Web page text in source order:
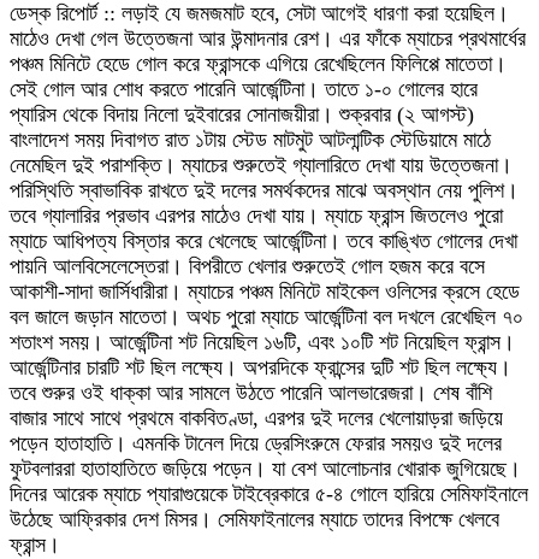
ডেস্ক রিপোর্ট :: লড়াই যে জমজমাট হবে, সেটা আগেই ধারণা করা হয়েছিল।
মাঠেও দেখা গেল উত্তেজনা আর উন্মাদনার রেশ। এর ফাঁকে ম্যাচের প্রথমার্ধের
পঞ্চম মিনিটে হেডে গোল করে ফ্রান্সকে এগিয়ে রেখেছিলেন ফিলিপ্পে মাতেতা।
সেই গোল আর শোধ করতে পারেনি আর্জেন্টিনা। তাতে ১-০ গোলের হারে
প্যারিস থেকে বিদায় নিলো দুইবারের সোনাজয়ীরা। শুক্রবার (২ আগস্ট)
বাংলাদেশ সময় দিবাগত রাত ১টায় স্টেড মাটমুট আটলান্টিক স্টেডিয়ামে মাঠে
নেমেছিল দুই পরাশক্তি। ম্যাচের শুরুতেই গ্যালারিতে দেখা যায় উত্তেজনা।
পরিস্থিতি স্বাভাবিক রাখতে দুই দলের সমর্থকদের মাঝে অবস্থান নেয় পুলিশ।
তবে গ্যালারির প্রভাব এরপর মাঠেও দেখা যায়। ম্যাচে ফ্রান্স জিতলেও পুরো
ম্যাচে আধিপত্য বিস্তার করে খেলেছে আর্জেন্টিনা। তবে কাঙ্খিত গোলের দেখা
পায়নি আলবিসেলেস্তেরা। বিপরীতে খেলার শুরুতেই গোল হজম করে বসে
আকাশী-সাদা জার্সিধারীরা। ম্যাচের পঞ্চম মিনিটে মাইকেল ওলিসের ক্রসে হেডে
বল জালে জড়ান মাতেতা। অথচ পুরো ম্যাচে আর্জেন্টিনা বল দখলে রেখেছিল ৭০
শতাংশ সময়। আর্জেন্টিনা শট নিয়েছিল ১৬টি, এবং ১০টি শট নিয়েছিল ফ্রান্স।
আর্জেন্টিনার চারটি শট ছিল লক্ষ্যে। অপরদিকে ফ্রান্সের দুটি শট ছিল লক্ষ্যে।
তবে শুরুর ওই ধাক্কা আর সামলে উঠতে পারেনি আলভারেজরা। শেষ বাঁশি
বাজার সাথে সাথে প্রথমে বাকবিতণ্ডা, এরপর দুই দলের খেলোয়াড়রা জড়িয়ে
পড়েন হাতাহাতি। এমনকি টানেল দিয়ে ড্রেসিংরুমে ফেরার সময়ও দুই দলের
ফুটবলাররা হাতাহাতিতে জড়িয়ে পড়েন। যা বেশ আলোচনার খোরাক জুগিয়েছে।
দিনের আরেক ম্যাচে প্যারাগুয়েকে টাইব্রেকারে ৫-৪ গোলে হারিয়ে সেমিফাইনালে
উঠেছে আফ্রিকার দেশ মিসর। সেমিফাইনালের ম্যাচে তাদের বিপক্ষে খেলবে
ফ্রান্স।